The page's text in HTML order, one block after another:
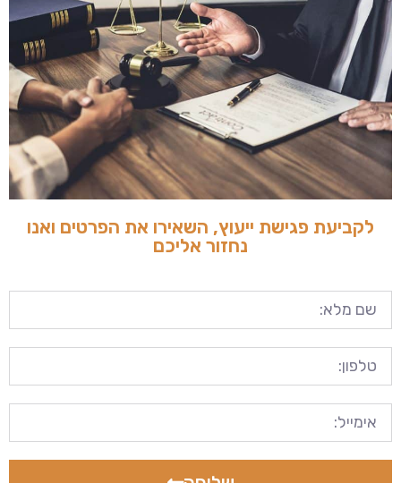
לקביעת פגישת ייעוץ, השאירו את הפרטים ואנו
נחזור אליכם